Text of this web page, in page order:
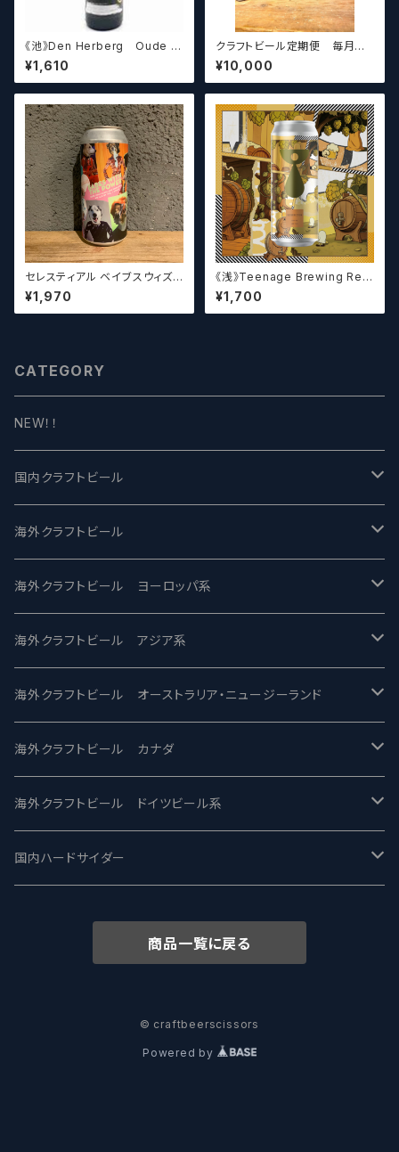
《池》Den Herberg Oude G
euze Deville a L'acienne
デンヘルベルグ
¥1,610
クラフトビール定期便 毎月厳
選したクラフトビールをお届けし
ます。（10本～12本）
¥10,000
セレスティアル ベイブスウィズ
ザパワー / Celestial Beerwo
rks Babes With the Power
¥1,970
《浅》Teenage Brewing Res
urrection // レザレクション【ク
ラフトビール】
¥1,700
CATEGORY
NEW！！
国内クラフトビール
UCHU BREWING -うちゅうブルーイング
バテレ -VERTERE
2nd Story Ale Works -セカンドストーリー
ビアへるん - Beer Hearn
忽布古丹醸造 - HOP KOTAN
ワイマーケットブルーイング Y.Market Brewing
志賀高原ビール - SIGAKOGEN
箕面ビール - MINOH BEER
サンクトガーレン - Sankt Gallen
海外クラフトビール
Modern Times モダンタイムズ
Maui マウイ
Toppling Goliath トップリンゴライアス
Fair State フェアステイト
Lagunitas ラグニタス
FirestoneWalker ファイアストーン
Mikkeller ミッケラー
Hop Nation ホップネーション
海外クラフトビール ヨーロッパ系
UnBarred -アンバード
SAIREN /サイレン
ワイルドチャイルド - Wilde Child
BrewDog Brewery - ブリュードッグ
The Flying Inn / ザ フライイング イン
Lambiek Fabriek - ファブリーク
海外クラフトビール アジア系
gweilo-鬼佬 グウァイロ
Heart Of Darkness - ハートオブダークネス
Carbon brews -カーボン
TAIHU - タイフー
Behemoth - ベヒーモス
海外クラフトビール オーストラリア・ニュージーランド
ROCKY RIDGE - ロッキーリッジ
BODRIGGY BREWING ボッドリッジー
CO-CONSPIRATORS コ・コンスピレーターズ
Deep Creek Brewing Co.
8 Wired エイトワイアード
海外クラフトビール カナダ
Jackie O's ジャッキーオーズ
Westbrook ウェストブルック
Strathcona ストラスコナ
ODIN BREWING オディン
海外クラフトビール ドイツビール系
Karmeliten カーメリテン
Früh フリュー
国内ハードサイダー
商品一覧に戻る
© craftbeerscissors
Powered by